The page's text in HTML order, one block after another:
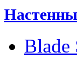
Blade